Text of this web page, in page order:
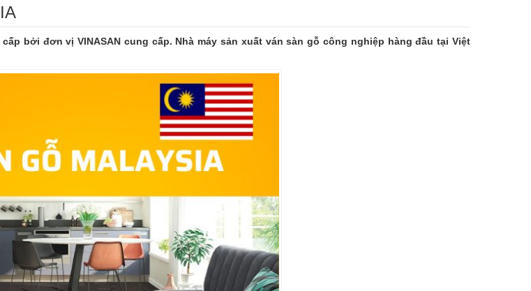
bởi đơn vị VINASAN cung cấp. Nhà máy sản xuất ván sàn gỗ công nghiệp hàng đầu tại Việt